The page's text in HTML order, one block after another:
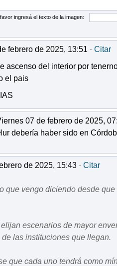
ingresá el texto de la imagen:
febrero de 2025, 13:51 · Citar
ascenso del interior por
el pais
07 de febrero de 2025,
debería haber sido en
de 2025, 15:43 · Citar
que vengo diciendo desde
escenarios de mayor
las instituciones que llegan.
que cada uno tendrá como